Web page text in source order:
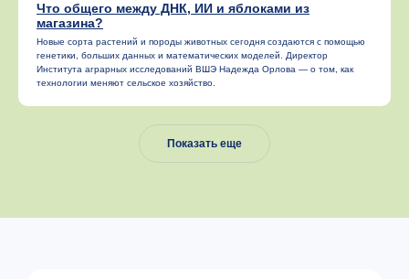
Что общего между ДНК, ИИ и яблоками из
магазина?
Новые сорта растений и породы животных сегодня создаются с помощью
генетики, больших данных и математических моделей. Директор
Института аграрных исследований ВШЭ Надежда Орлова — о том, как
технологии меняют сельское хозяйство.
Показать еще